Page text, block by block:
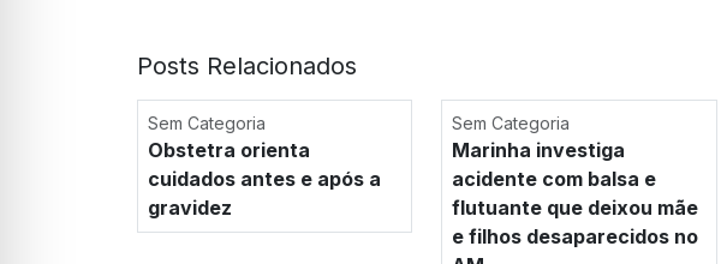
Posts Relacionados
Sem Categoria
Obstetra orienta
cuidados antes e após a
gravidez
Sem Categoria
Marinha investiga
acidente com balsa e
flutuante que deixou mãe
e filhos desaparecidos no